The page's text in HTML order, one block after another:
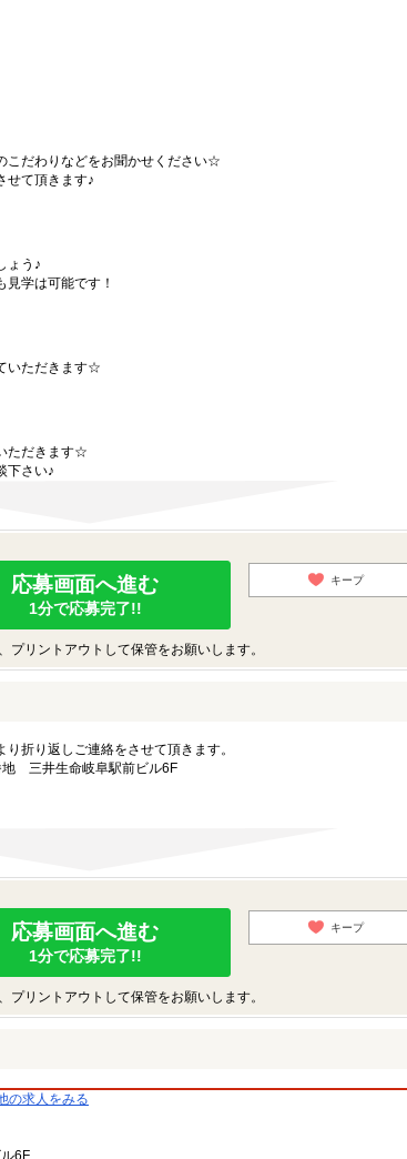
こだわりなどをお聞かせください☆
せて頂きます♪
ょう♪
学は可能です！
いただきます☆
ただきます☆
下さい♪
応募画面へ進む
1分で応募完了!!
キープ
リントアウトして保管をお願いします。
折り返しご連絡をさせて頂きます。
三井生命岐阜駅前ビル6F
応募画面へ進む
1分で応募完了!!
キープ
リントアウトして保管をお願いします。
の求人をみる
6F